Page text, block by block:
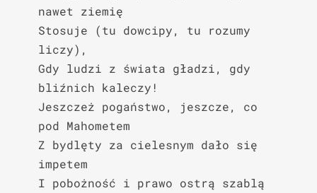
nawet ziemię
Stosuje (tu dowcipy, tu rozumy
liczy),
Gdy ludzi z świata gładzi, gdy
bliźnich kaleczy!
Jeszczeż pogaństwo, jeszcze, co
pod Mahometem
Z bydlęty za cielesnym dało się
impetem
I pobożność i prawo ostrą szablą